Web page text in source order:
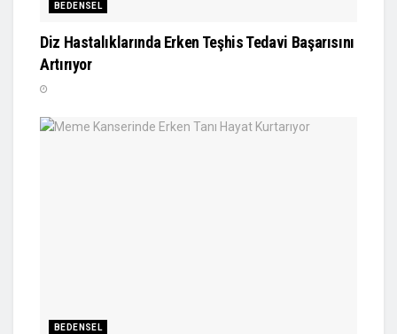
BEDENSEL
Diz Hastalıklarında Erken Teşhis Tedavi Başarısını
Artırıyor
BEDENSEL